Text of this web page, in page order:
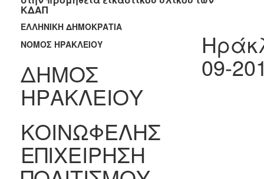
2022
2021
2020
2019
2018
2017
2015
2013
ΚΔΑΠ
ΕΛΛΗΝΙΚΗ ΔΗΜΟΚΡΑΤΙΑ
ΝΟΜΟΣ ΗΡΑΚΛΕΙΟΥ
ΔΗΜΟΣ
ΗΡΑΚΛΕΙΟΥ
ΚΟΙΝΩΦΕΛΗΣ
ΕΠΙΧΕΙΡΗΣΗ
09-